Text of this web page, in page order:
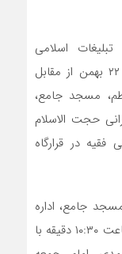
اسلامی
مازندران در شهرستان چالوس راهپیمایی ۲۲ بهمن از مقابل
مسجد جامع،
با سخنرانی حجت الاسلام
در قرارگاه
جامع، اداره
پست و بلعکس به سمت مسجد جامع ساعت ۱۰:۳۰ دقیقه با